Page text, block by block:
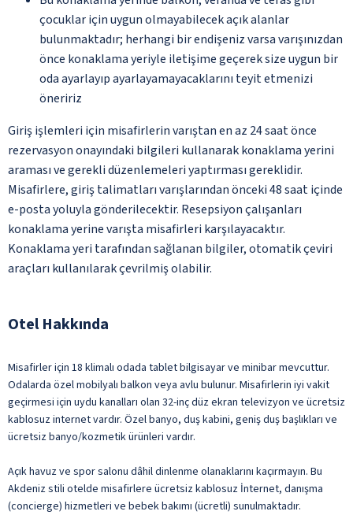
çocuklar için uygun olmayabilecek açık alanlar
bulunmaktadır; herhangi bir endişeniz varsa varışınızdan
önce konaklama yeriyle iletişime geçerek size uygun bir
oda ayarlayıp ayarlayamayacaklarını teyit etmenizi
öneririz
Giriş işlemleri için misafirlerin varıştan en az 24 saat önce
rezervasyon onayındaki bilgileri kullanarak konaklama yerini
araması ve gerekli düzenlemeleri yaptırması gereklidir.
Misafirlere, giriş talimatları varışlarından önceki 48 saat içinde
e-posta yoluyla gönderilecektir. Resepsiyon çalışanları
konaklama yerine varışta misafirleri karşılayacaktır.
Konaklama yeri tarafından sağlanan bilgiler, otomatik çeviri
araçları kullanılarak çevrilmiş olabilir.
Otel Hakkında
Misafirler için 18 klimalı odada tablet bilgisayar ve minibar mevcuttur.
Odalarda özel mobilyalı balkon veya avlu bulunur. Misafirlerin iyi vakit
geçirmesi için uydu kanalları olan 32-inç düz ekran televizyon ve ücretsiz
kablosuz internet vardır. Özel banyo, duş kabini, geniş duş başlıkları ve
ücretsiz banyo/kozmetik ürünleri vardır.
Açık havuz ve spor salonu dâhil dinlenme olanaklarını kaçırmayın. Bu
Akdeniz stili otelde misafirlere ücretsiz kablosuz İnternet, danışma
(concierge) hizmetleri ve bebek bakımı (ücretli) sunulmaktadır.